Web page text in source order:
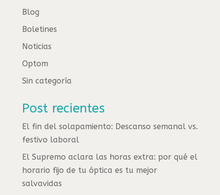
Blog
Boletines
Noticias
Optom
Sin categoría
Post recientes
El fin del solapamiento: Descanso semanal vs.
festivo laboral
El Supremo aclara las horas extra: por qué el
horario fijo de tu óptica es tu mejor
salvavidas